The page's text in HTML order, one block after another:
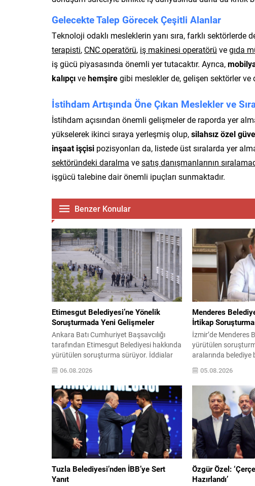
Gelecekte Talep Görecek Çeşitli Alanlar
Teknoloji odaklı mesleklerin yanı sıra, farklı sektörlerde
terapisti, CNC operatörü, iş makinesi operatörü vegıda
iş gücü piyasasında önemli yer tutacaktır. Ayrıca,
kalıpçıvehemşiregibi meslekler de, gelişen sektörler
İstihdam Artışında Öne Çıkan Meslekler ve
İstihdam açısından önemli gelişmeler de raporda yer
yükselerek ikinci sıraya yerleşmiş olup,silahsız özel
inşaat işçisi pozisyonları da, listede üst sıralarda yer
sektöründeki daralma vesatış danışmanlarının
işgücü talebine dair önemli ipuçları sunmaktadır.
Benzer Konular
Etimesgut Belediyesi’ne Yönelik
Soruşturmada Yeni Gelişmeler
Ankara Batı Cumhuriyet Başsavcılığı
tarafından Etimesgut Belediyesi hakkında
yürütülen soruşturma sürüyor. İddialar
kapsamında alınan kan ve idrar örnekleri
sonucu, tutuklu belediye başkan
yardımcısı ve FADO adlı işletmenin sahibi
Mutlu Kerimoğlu’nun kokain testi pozitif
çıktı. Ayrıca soruşturma dahilinde, tutuklu
Belediye Başkanı Erdal Beşikçioğlu’nun
da esrar testinin pozitif olduğuna dair
sonuçlar elde...
06.08.2026
Menderes
İrtikap
İzmir’de Menderes
yürütülen
aralarında belediye
de bulunduğu 15 kişi
Gözaltına alınanlar
yardımcıları, imar
plan ve proje
müdürü ile bazı
personeli yer
iddialarına göre
izni...
05.08.2026
Tuzla Belediyesi’nden İBB’ye Sert
Yanıt
Özgür Özel:
Hazırlandı’